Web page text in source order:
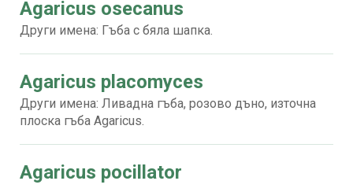
Agaricus osecanus
Други имена: Гъба с бяла шапка.
Agaricus placomyces
Други имена: Ливадна гъба, розово дъно, източна
плоска гъба Agaricus.
Agaricus pocillator